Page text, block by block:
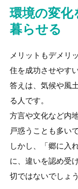
環境の変
暮らせる
メリットもデメリ
住を成功させやす
答えは、気候や風
る人です。
方言や文化など内
戸惑うことも多い
しかし、「郷に入
に、違いを認め受
切ではないでしょう